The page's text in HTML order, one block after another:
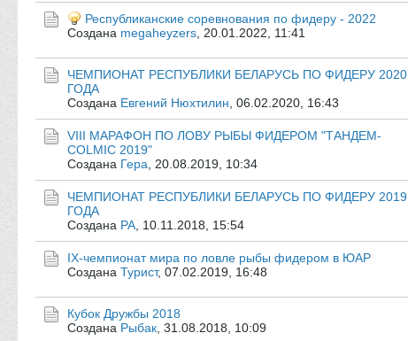
Республиканские соревнования по фидеру - 2022
Создана megaheyzers 20.01.2022, 11:41
ЧЕМПИОНАТ РЕСПУБЛИКИ БЕЛАРУСЬ ПО ФИДЕРУ 2020
ГОДА
Создана Евгений Нюхтилин 06.02.2020, 16:43
VIII МАРАФОН ПО ЛОВУ РЫБЫ ФИДЕРОМ "ТАНДЕМ-
COLMIC 2019"
Создана Геpа 20.08.2019, 10:34
ЧЕМПИОНАТ РЕСПУБЛИКИ БЕЛАРУСЬ ПО ФИДЕРУ 2019
ГОДА
Создана РА 10.11.2018, 15:54
IX-чемпионат мира по ловле рыбы фидером в ЮАР
Создана Турист, 07.02.2019, 16:48
Кубок Дружбы 2018
Создана Рыбак 31.08.2018, 10:09